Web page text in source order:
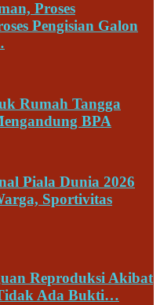
Proses
Pengisian Galon
Rumah Tangga
BPA
Piala Dunia 2026
Sportivitas
Reproduksi Akibat
Ada Bukti…